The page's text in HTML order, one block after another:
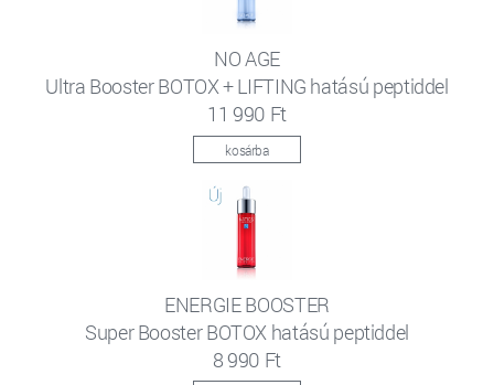
NO AGE
Ultra Booster BOTOX + LIFTING hatású peptiddel
11 990 Ft
kosárba
ENERGIE BOOSTER
Super Booster BOTOX hatású peptiddel
8 990 Ft